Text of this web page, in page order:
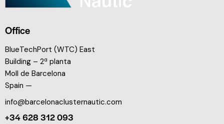
Office
BlueTechPort (WTC) East
Building – 2ª planta
Moll de Barcelona
Spain —
info@barcelonaclusternautic.com
+34 628 312 093